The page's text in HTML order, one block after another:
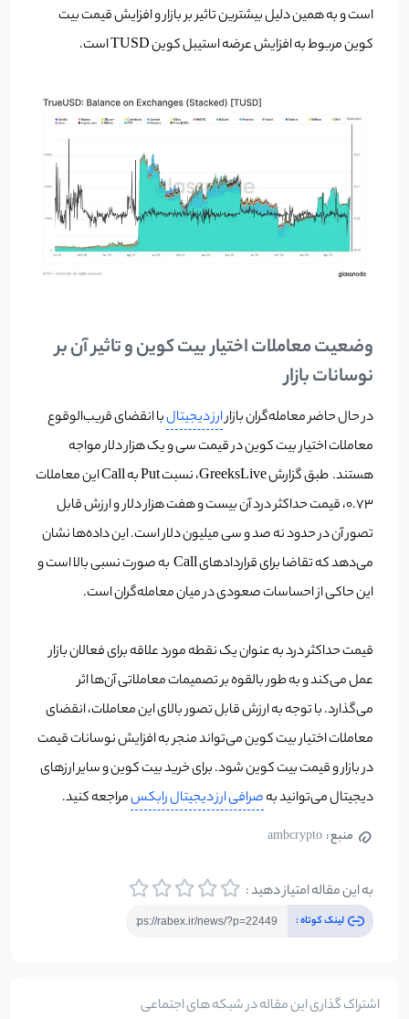
است و به همین دلیل بیشترین تاثیر بر بازار و افزایش قیمت بیت
کوین مربوط به افزایش عرضه استیبل کوین TUSD است.
وضعیت معاملات اختیار بیت کوین و تاثیر آن بر
نوسانات بازار
در حال حاضر معامله‌گران بازارارز دیجیتالبا انقضای قریب‌الوقوع
معاملات اختیار بیت کوین در قیمت سی و یک هزار دلار مواجه
هستند. طبق گزارش GreeksLive، نسبت Put به Call این معاملات
0.73، قیمت حداکثر درد آن بیست و هفت هزار دلار و ارزش قابل
تصور آن در حدود نه صد و سی میلیون دلار است. این داده‌ها نشان
می‌دهد که تقاضا برای قراردادهای Call به صورت نسبی بالا است و
این حاکی از احساسات صعودی در میان معامله‌گران است.
قیمت حداکثر درد به عنوان یک نقطه مورد علاقه برای فعالان بازار
عمل می‌کند و به طور بالقوه بر تصمیمات معاملاتی آن‌ها اثر
می‌گذارد. با توجه به ارزش قابل تصور بالای این معاملات، انقضای
معاملات اختیار بیت کوین می‌تواند منجر به افزایش نوسانات قیمت
در بازار و قیمت بیت کوین شود. برای خرید بیت کوین و سایر ارزهای
دیجیتال می‌توانید بهصرافی ارز دیجیتال رابکسمراجعه کنید.
منبع : ambcrypto
به این مقاله امتیاز دهید :
لینک کوتاه :
اشتراک گذاری این مقاله در شبکه های اجتماعی